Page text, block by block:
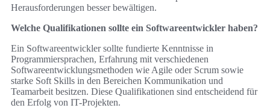
Herausforderungen besser bewältigen.
Welche Qualifikationen sollte ein Softwareentwickler haben?
Ein Softwareentwickler sollte fundierte Kenntnisse in
Programmiersprachen, Erfahrung mit verschiedenen
Softwareentwicklungsmethoden wie Agile oder Scrum sowie
starke Soft Skills in den Bereichen Kommunikation und
Teamarbeit besitzen. Diese Qualifikationen sind entscheidend für
den Erfolg von IT-Projekten.